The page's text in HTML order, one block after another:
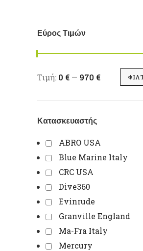
Εύρος Τιμών
Ελάχιστη τιμή
Μέγιστη τιμή
Τιμή: 0 € — 970 €
Κατασκευαστής
ABRO USA
Blue Marine Italy
CRC USA
Dive360
Evinrude
Granville England
Ma-Fra Italy
Mercury